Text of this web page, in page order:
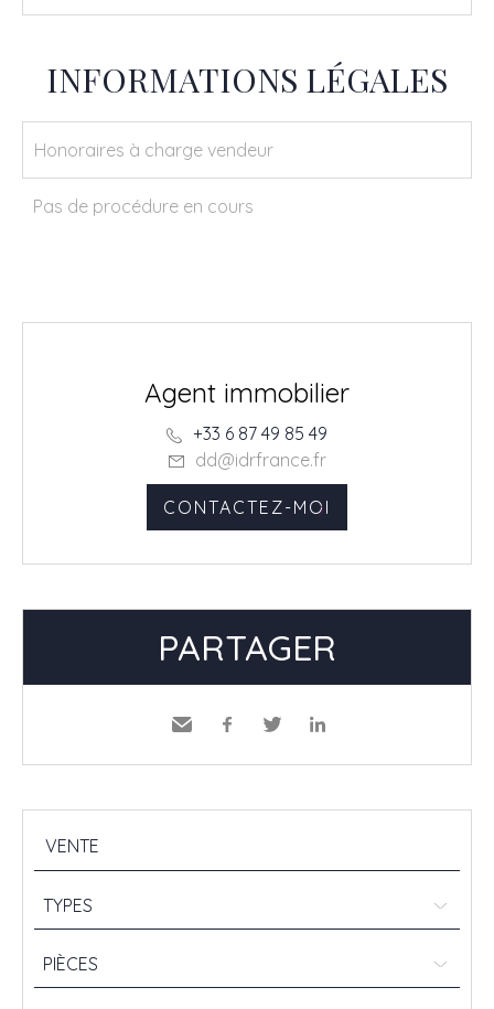
INFORMATIONS LÉGALES
Honoraires à charge vendeur
Pas de procédure en cours
Agent immobilier
+33 6 87 49 85 49
dd@idrfrance.fr
CONTACTEZ-MOI
PARTAGER
ami
TYPES
PIÈCES